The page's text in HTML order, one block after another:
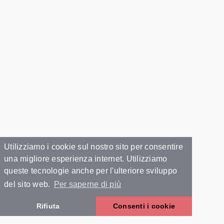
Utilizziamo i cookie sul nostro sito per consentire
una migliore esperienza internet. Utilizziamo
queste tecnologie anche per l'ulteriore sviluppo
del sito web.
Per saperne di più
Rifiuta Consenti i cookie